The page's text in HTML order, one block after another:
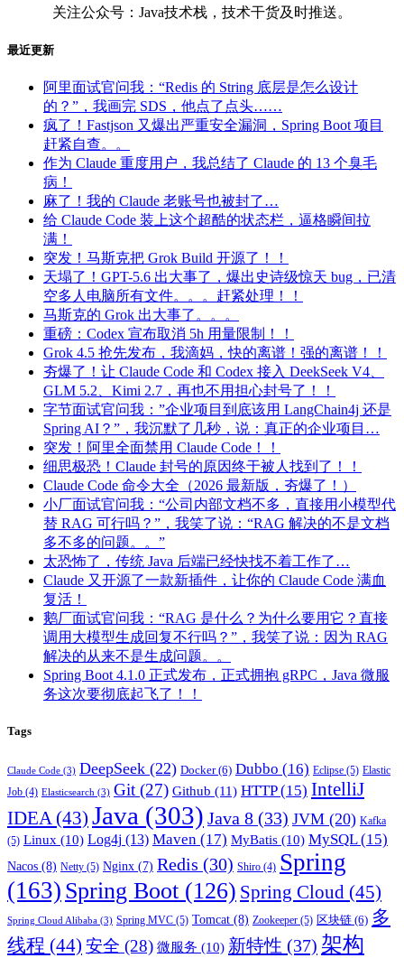
关注公众号：Java技术栈，技术干货及时推送。
最近更新
阿里面试官问我：“Redis 的 String 底层是怎么设计
的？”，我画完 SDS，他点了点头……
疯了！Fastjson 又爆出严重安全漏洞，Spring Boot 项目
赶紧自查。。
作为 Claude 重度用户，我总结了 Claude 的 13 个臭毛
病！
麻了！我的 Claude 老账号也被封了…
给 Claude Code 装上这个超酷的状态栏，逼格瞬间拉
满！
突发！马斯克把 Grok Build 开源了！！
天塌了！GPT-5.6 出大事了，爆出史诗级惊天 bug，已清
空多人电脑所有文件。。。赶紧处理！！
马斯克的 Grok 出大事了。。。
重磅：Codex 宣布取消 5h 用量限制！！
Grok 4.5 抢先发布，我滴妈，快的离谱！强的离谱！！
夯爆了！让 Claude Code 和 Codex 接入 DeekSeek V4、
GLM 5.2、Kimi 2.7，再也不用担心封号了！！
字节面试官问我：”企业项目到底该用 LangChain4j 还是
Spring AI？”，我沉默了几秒，说：真正的企业项目…
突发！阿里全面禁用 Claude Code！！
细思极恐！Claude 封号的原因终于被人找到了！！
Claude Code 命令大全（2026 最新版，夯爆了！）
小厂面试官问我：“公司内部文档不多，直接用小模型代
替 RAG 可行吗？”，我笑了说：“RAG 解决的不是文档
多不多的问题。。”
太恐怖了，传统 Java 后端已经快找不着工作了…
Claude 又开源了一款新插件，让你的 Claude Code 满血
复活！
鹅厂面试官问我：“RAG 是什么？为什么要用它？直接
调用大模型生成回复不行吗？”，我笑了说：因为 RAG
解决的从来不是生成问题。。
Spring Boot 4.1.0 正式发布，正式拥抱 gRPC，Java 微服
务这次要彻底起飞了！！
Tags
Claude Code (3) DeepSeek (22) Docker(6) Dubbo (16) Eclipse (5) Elastic
Job (4) Elasticsearch (3) Git (27) Github (11) HTTP(15) IntelliJ
IDEA (43) Java (303) Java 8 (33) JVM (20) Kafka
(5) Linux (10) Log4j (13) Maven (17) MyBatis (10) MySQL(15)
Nacos (8) Netty (5) Nginx (7) Redis (30) Shiro (4) Spring
(163) Spring Boot (126) Spring Cloud (45)
Spring Cloud Alibaba (3) Spring MVC (5) Tomcat (8) Zookeeper (5) 区块链 (6) 多
线程 (44) 安全 (28) 微服务 (10) 新特性 (37) 架构